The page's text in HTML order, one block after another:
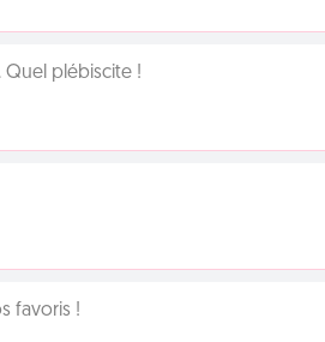
plébiscite !
favoris !